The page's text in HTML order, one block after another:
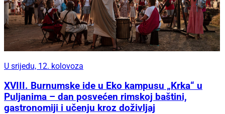
U srijedu, 12. kolovoza
XVIII. Burnumske ide u Eko kampusu „Krka“ u
Puljanima – dan posvećen rimskoj baštini,
gastronomiji i učenju kroz doživljaj